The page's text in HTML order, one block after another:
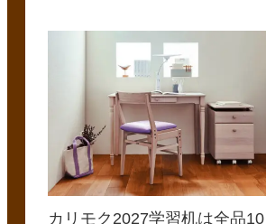
カリモク2027学習机は全品